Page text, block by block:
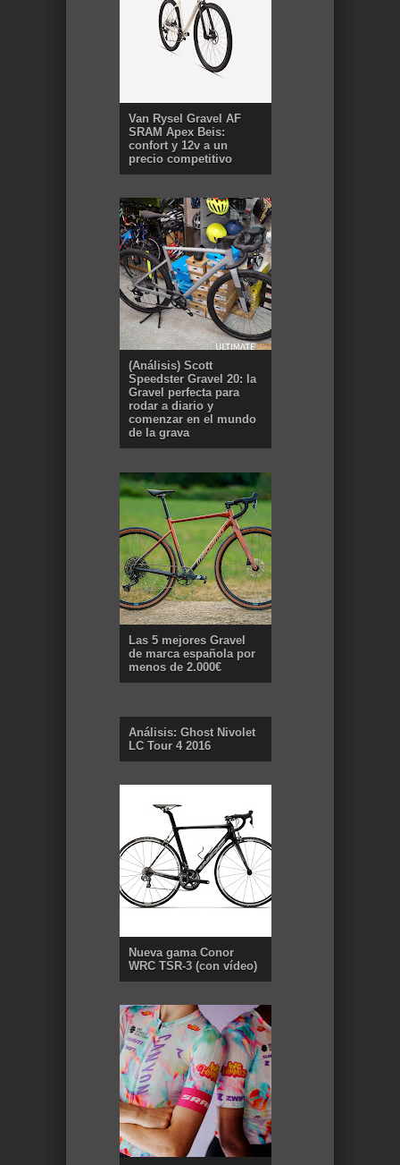
Van Rysel Gravel AF
SRAM Apex Beis:
confort y 12v a un
precio competitivo
(Análisis) Scott
Speedster Gravel 20: la
Gravel perfecta para
rodar a diario y
comenzar en el mundo
de la grava
Las 5 mejores Gravel
de marca española por
menos de 2.000€
Análisis: Ghost Nivolet
LC Tour 4 2016
Nueva gama Conor
WRC TSR-3 (con vídeo)